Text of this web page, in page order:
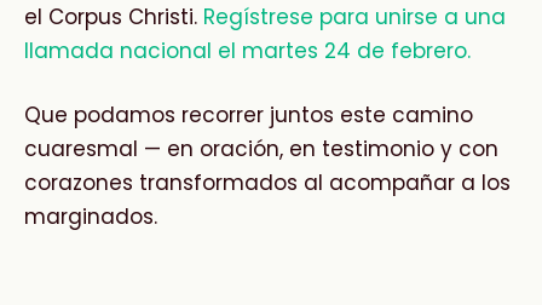
el Corpus Christi. Regístrese para unirse a una
llamada nacional el martes 24 de febrero.
Que podamos recorrer juntos este camino
cuaresmal — en oración, en testimonio y con
corazones transformados al acompañar a los
marginados.